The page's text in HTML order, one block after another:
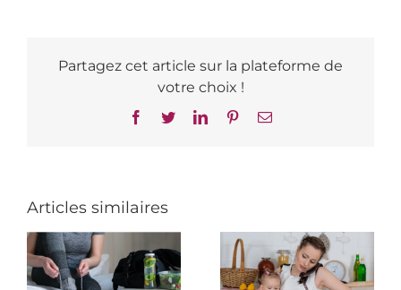
Partagez cet article sur la plateforme de
votre choix !
Facebook
TwitterLinkedInPinterestEmail
Articles similaires